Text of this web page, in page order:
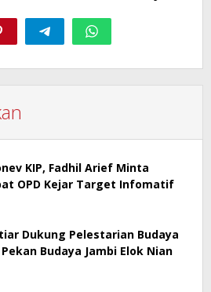
KIP, Fadhil Arief Minta
OPD Kejar Target Infomatif
Dukung Pelestarian Budaya
Budaya Jambi Elok Nian